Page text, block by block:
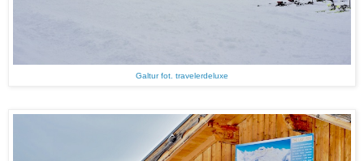
Galtur fot. travelerdeluxe